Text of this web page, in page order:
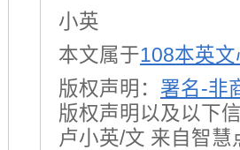
小英
本文属于108本英
版权声明： 署名-非
版权声明以及以下
卢小英/文 来自智